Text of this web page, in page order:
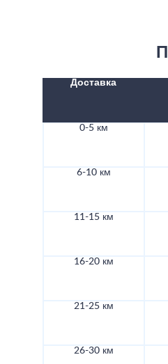
Доставка
0-5 км
6-10 км
11-15 км
16-20 км
21-25 км
26-30 км